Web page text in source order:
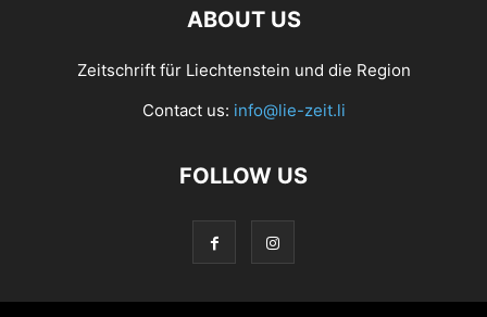
ABOUT US
Zeitschrift für Liechtenstein und die Region
Contact us: info@lie-zeit.li
FOLLOW US